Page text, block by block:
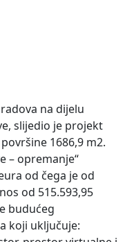
na dijelu
slijedio je projekt
1686,9 m2.
– opremanje“
od čega je od
od 515.593,95
budućeg
koji uključuje: